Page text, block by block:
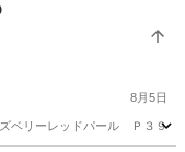
8月5日
リーレッドパール Ｐ３９ グ